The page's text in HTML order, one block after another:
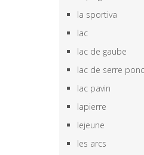
la sportiva
lac
lac de gaube
lac de serre
lac pavin
lapierre
lejeune
les arcs